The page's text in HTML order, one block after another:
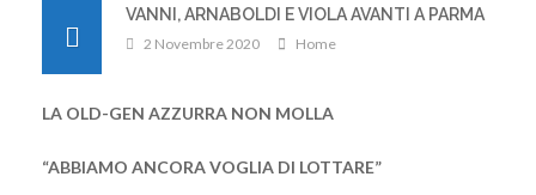
VANNI, ARNABOLDI E VIOLA AVANTI A PARMA
2 Novembre 2020 Home
LA OLD-GEN AZZURRA NON MOLLA
“ABBIAMO ANCORA VOGLIA DI LOTTARE”